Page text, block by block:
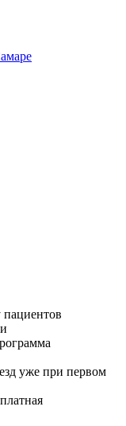
пациентов
уже при первом